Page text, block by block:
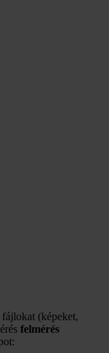
(képeket,
felmérés